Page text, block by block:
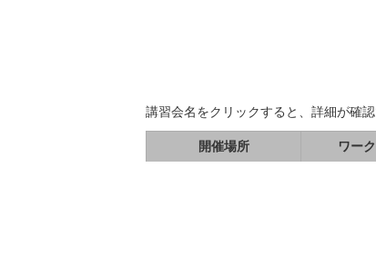
講習会名をクリックすると、詳細が確
開催場所 ワー